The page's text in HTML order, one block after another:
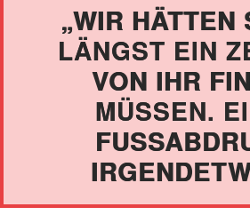
„WIR HÄTTEN
LÄNGST EIN
VON IHR
MÜSSEN.